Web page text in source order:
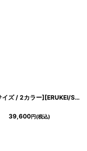
[ XS-Lサイズ / 2カラー][ERUKEI/SETTAN]ホワイト・レッド・総レース・シアー・オフショルダー・コルセット風・スリット・マーメイド・ロングドレス[送料無料]
39,600円(税込)